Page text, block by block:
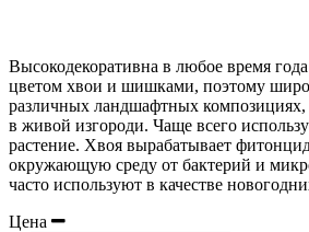
Высокодекоративна в любое время
цветом хвои и шишками, поэтому
различных ландшафтных композициях,
в живой изгороди. Чаще всего
растение. Хвоя вырабатывает
окружающую среду от бактерий и
часто используют в качестве
Цена